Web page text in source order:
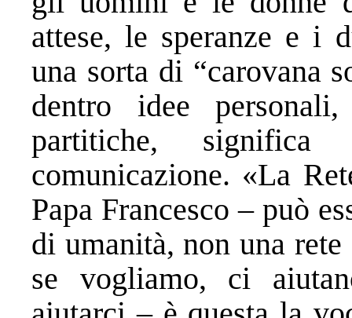
attese, le speranze e i
una sorta di “carovana
dentro idee
partitiche,
comunicazione. «La
Papa Francesco – può
di umanità, non una
se vogliamo, ci